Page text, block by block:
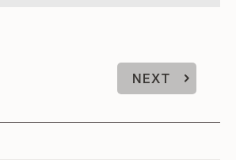
NEXT